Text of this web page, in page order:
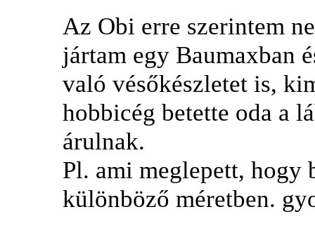
Az Obi erre szerintem
jártam egy Baumaxban
való vésőkészletet is,
hobbicég betette oda a
árulnak.
Pl. ami meglepett, hogy
különböző méretben.